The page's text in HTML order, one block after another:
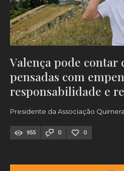
Valença pode contar
pensadas com
responsabilidade e
Presidente da Associação
955 0 0